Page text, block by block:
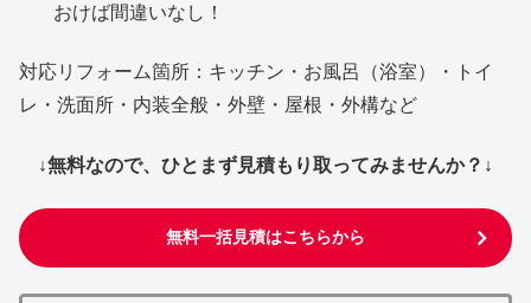
おけば間違いなし！
対応リフォーム箇所：キッチン・お風呂（浴室）・トイ
レ・洗面所・内装全般・外壁・屋根・外構など
↓無料なので、ひとまず見積もり取ってみませんか？↓
無料一括見積はこちらから